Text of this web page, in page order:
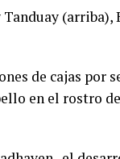
de cajas
en el rostro